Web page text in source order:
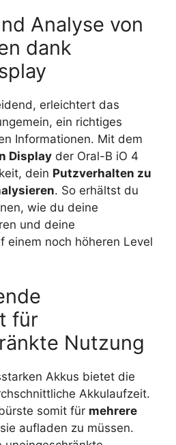
Analyse von
dank
erleichtert das
ein richtiges
Informationen. Mit dem
Display der Oral-B iO 4
dein Putzverhalten zu
. So erhältst du
wie du deine
und deine
einem noch höheren Level
für
Nutzung
Akkus bietet die
Akkulaufzeit.
somit für mehrere
aufladen zu müssen.